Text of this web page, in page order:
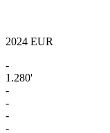
2024 EUR
-
1.280'
-
-
-
-